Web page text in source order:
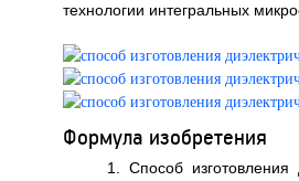
технологии интегральных
Формула изобретения
1. Способ